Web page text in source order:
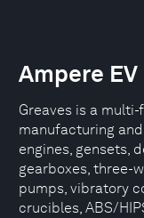
Ampere EV
Greaves is a
manufacturing
engines, gensets,
gearboxes, three-
pumps, vibratory
crucibles, ABS/